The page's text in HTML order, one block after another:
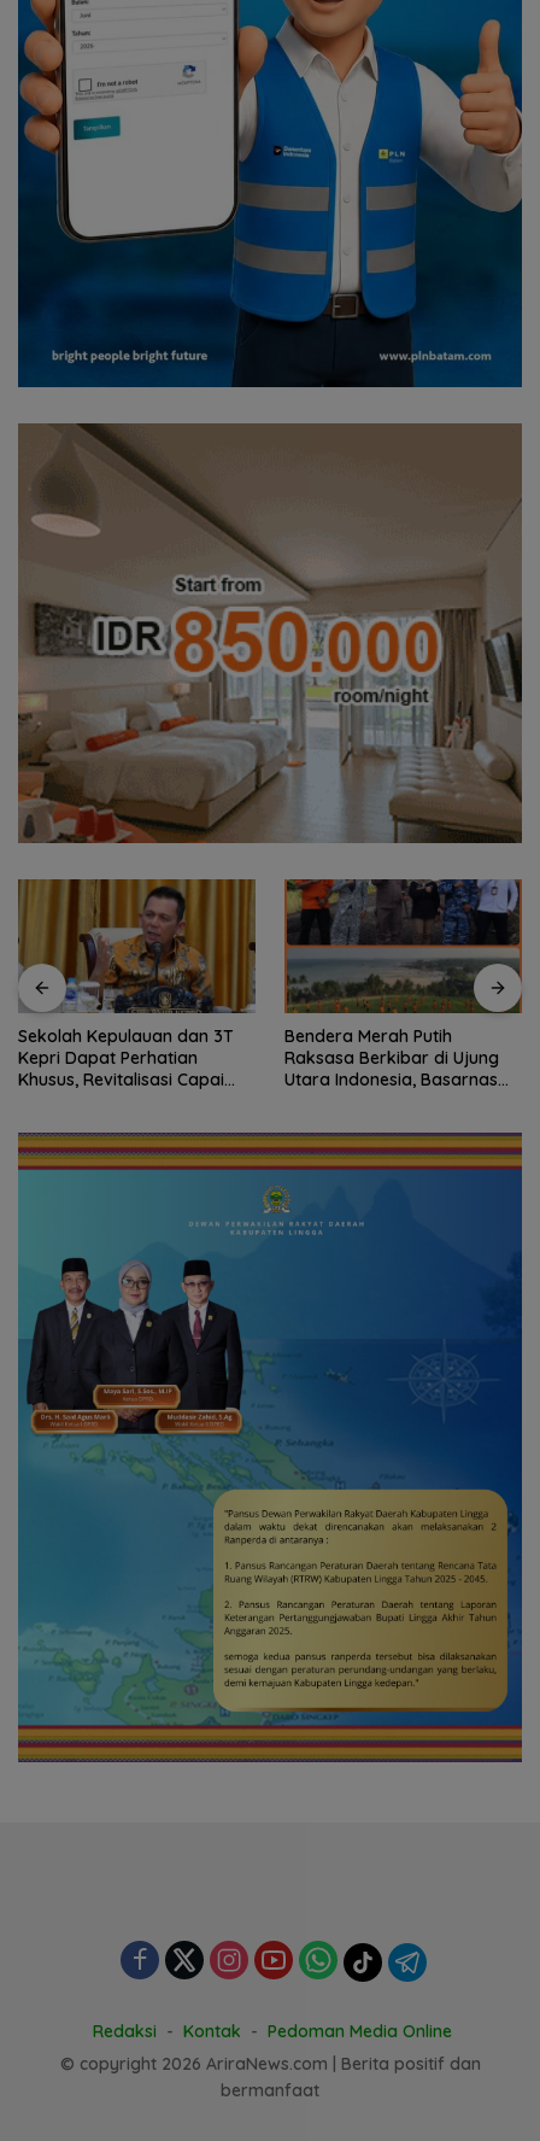
Bendera Merah Putih
Raksasa Berkibar di Ujung
Utara Indonesia, Basarnas
Perbatasan
Semangat Kebangsaan di
Perbatasan, Lanud RSA
Bersama Instansi Natuna
Redaksi Kontak
Pedoman Media Online
© copyright 2026 AriraNews.com | Berita positif dan
bermanfaat